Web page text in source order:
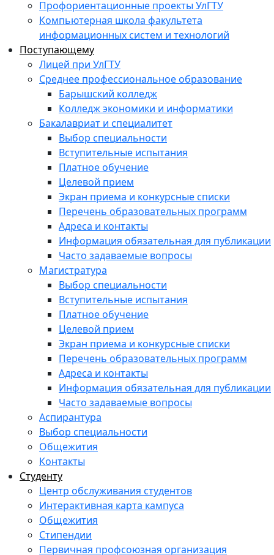
Профориентационные проекты УлГТУ
Компьютерная школа факультета
информационных систем и технологий
Поступающему
Лицей при УлГТУ
Среднее профессиональное образование
Барышский колледж
Колледж экономики и информатики
Бакалавриат и специалитет
Выбор специальности
Вступительные испытания
Платное обучение
Целевой прием
Экран приема и конкурсные списки
Перечень образовательных программ
Адреса и контакты
Информация обязательная для публикации
Часто задаваемые вопросы
Магистратура
Выбор специальности
Вступительные испытания
Платное обучение
Целевой прием
Экран приема и конкурсные списки
Перечень образовательных программ
Адреса и контакты
Информация обязательная для публикации
Часто задаваемые вопросы
Аспирантура
Выбор специальности
Общежития
Контакты
Студенту
Центр обслуживания студентов
Интерактивная карта кампуса
Общежития
Стипендии
Первичная профсоюзная организация